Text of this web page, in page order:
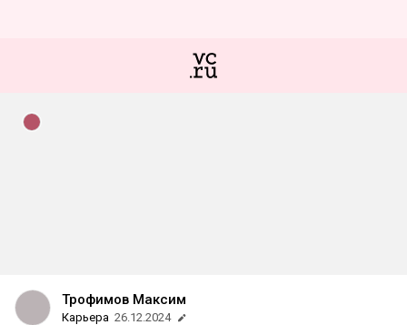
Трофимов Максим
Карьера 26.12.2024